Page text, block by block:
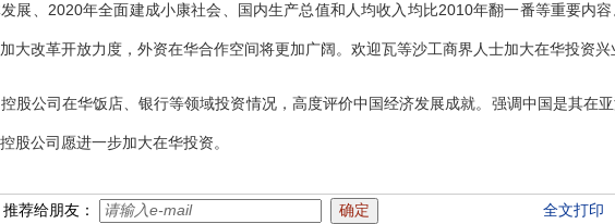
展、 2020年全面建成小康社会、国内生产总值和人均收入均比2010年翻一番等重要内
大改革开放力度，外资在华合作空间将更加广阔。欢迎瓦等沙工商界人士加大在华投资兴
股公司在华饭店、银行等领域投资情况，高度评价中国经济发展成就。强调中国是其在
股公司愿进一步加大在华投资。
推荐给朋友： 全文打印